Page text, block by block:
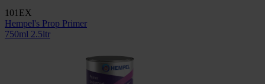
101EX
Hempel's Prop Primer
750ml 2.5ltr